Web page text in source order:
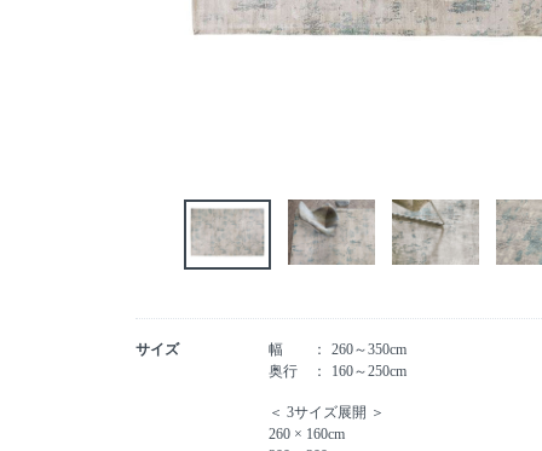
サイズ 幅
260～350cm
奥行
160～250cm
＜ 3サイズ展開 ＞
260 × 160cm